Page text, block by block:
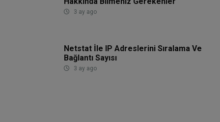
3 ay ago
Netstat İle IP Adreslerini Sıralama Ve
Bağlantı Sayısı
3 ay ago